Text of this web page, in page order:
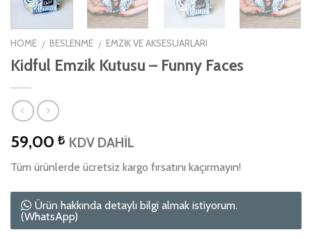
HOME / BESLENME / EMZIK VE AKSESUARLARI
Kidful Emzik Kutusu – Funny Faces
59,00 ₺ KDV DAHİL
Tüm ürünlerde ücretsiz kargo fırsatını kaçırmayın!
Ürün hakkında detaylı bilgi almak istiyorum.
(WhatsApp)